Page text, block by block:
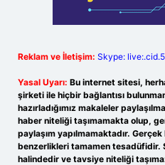
Reklam ve İletişim: Skype:
Yasal Uyarı: Bu internet sitesi,
şirketi ile hiçbir bağlantısı
hazırladığımız makaleler
haber niteliği taşımamakta olup,
paylaşım yapılmamaktadır.
benzerlikleri tamamen tesadüfidir.
halindedir ve tavsiye niteliği